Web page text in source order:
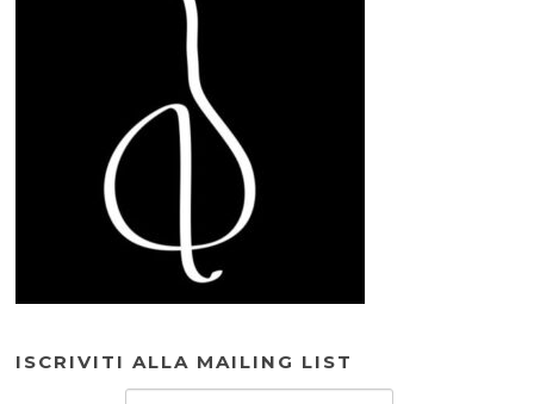
ISCRIVITI ALLA MAILING LIST